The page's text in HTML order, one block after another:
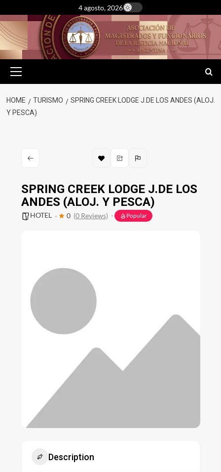
to
content
4 agosto, 2026
Menu
HOME TURISMO
SPRING CREEK LODGE J.DE LOS ANDES (ALOJ.
Y PESCA)
SPRING CREEK LODGE J.DE LOS
ANDES (ALOJ. Y PESCA)
HOTEL 0 (0 Reviews) Popular
Description